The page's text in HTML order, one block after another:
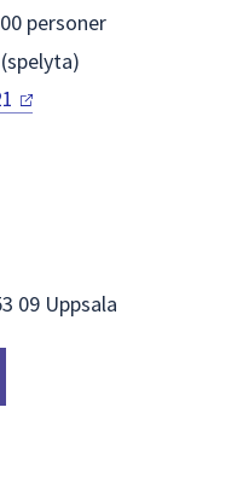
personer
09 Uppsala